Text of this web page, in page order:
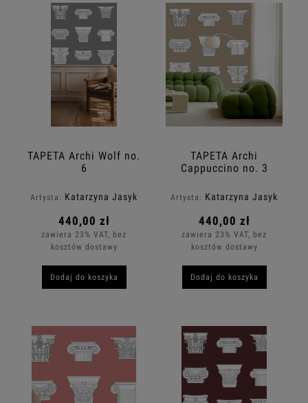
TAPETA Archi Wolf no.
6
Artysta: Katarzyna Jasyk
440,00 zł
zawiera 23% VAT, bez
kosztów dostawy
Dodaj do koszyka
TAPETA Archi
Cappuccino no. 3
Artysta: Katarzyna Jasyk
440,00 zł
zawiera 23% VAT, bez
kosztów dostawy
Dodaj do koszyka